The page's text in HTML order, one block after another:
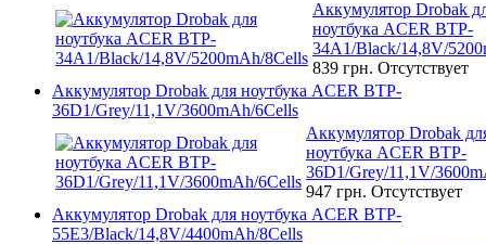
Аккумулятор Drobak
ноутбука ACER BTP-
34A1/Black/14,8V/
839 грн. Отсутствует
Аккумулятор Drobak для ноутбука ACER BTP-
36D1/Grey/11,1V/3600mAh/6Cells
Аккумулятор Drobak
ноутбука ACER BTP-
36D1/Grey/11,1V/
947 грн. Отсутствует
Аккумулятор Drobak для ноутбука ACER BTP-
55E3/Black/14,8V/4400mAh/8Cells